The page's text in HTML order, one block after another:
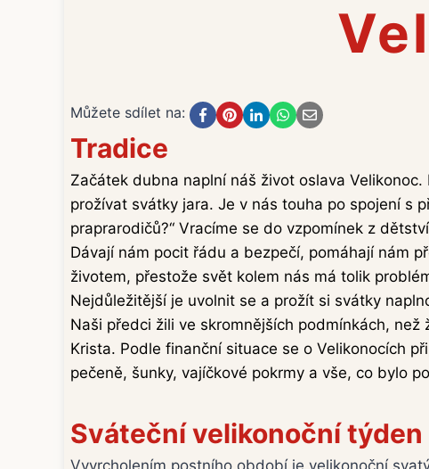
Můžete sdílet na:
Tradice
Začátek dubna naplní náš život oslava
prožívat svátky jara. Je v nás touha po spojení s
praprarodičů?“ Vracíme se do vzpomínek z
Dávají nám pocit řádu a bezpečí, pomáhají nám
životem, přestože svět kolem nás má tolik
Nejdůležitější je uvolnit se a prožít si svátky
Naši předci žili ve skromnějších podmínkách,
Krista. Podle finanční situace se o Velikonocích
pečeně, šunky, vajíčkové pokrmy a vše, co bylo
Sváteční velikonoční týden